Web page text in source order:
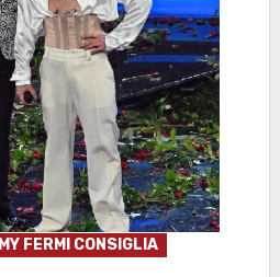
MY FERMI CONSIGLIA